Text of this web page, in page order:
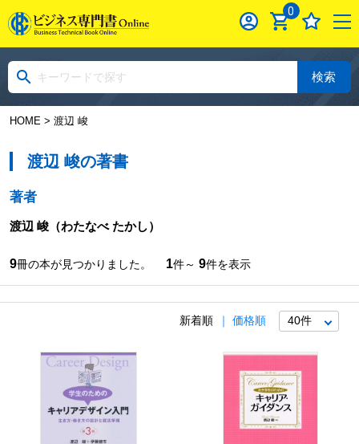
0
検索
HOME> 渡辺 峻
渡辺 峻の著書
著者
渡辺 峻（わたなべ たかし）
9冊の本が見つかりました。 1件～ 9件を表示
新着順 価格順